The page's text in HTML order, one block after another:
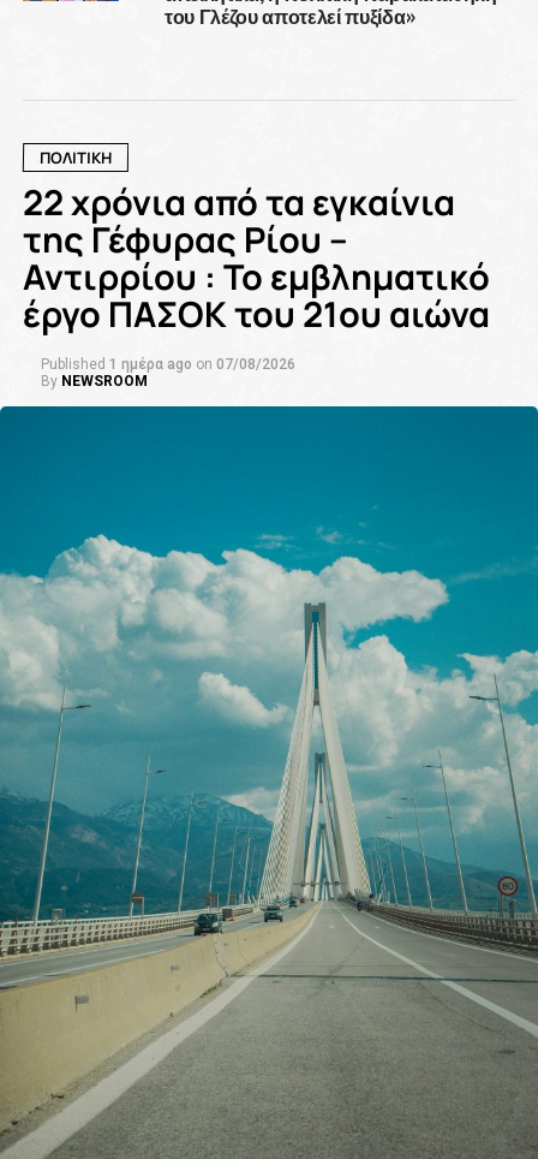
του Γλέζου αποτελεί πυξίδα»
ΠΟΛΙΤΙΚΗ
22 χρόνια από τα εγκαίνια
της Γέφυρας Ρίου –
Αντιρρίου : Το εμβληματικό
έργο ΠΑΣΟΚ του 21ου αιώνα
Published 1 ημέρα ago on 07/08/2026
By NEWSROOM